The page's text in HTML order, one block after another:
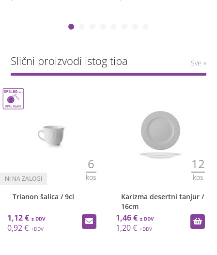
Slični proizvodi istog tipa Sve »
6
kos
Trianon šalica / 9cl
1,12 €
0,92 €
12
kos
Karizma desertni tanjur /
16cm
1,46 €
1,20 €